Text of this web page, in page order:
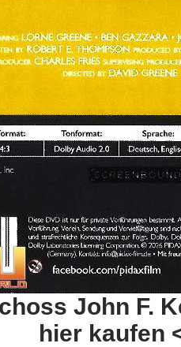
John F.
hier kaufen